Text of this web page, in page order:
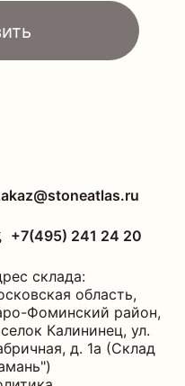
+7(495) 241 24 20
склада:
область,
Фоминский район,
Калининец, ул.
д. 1а (Склад